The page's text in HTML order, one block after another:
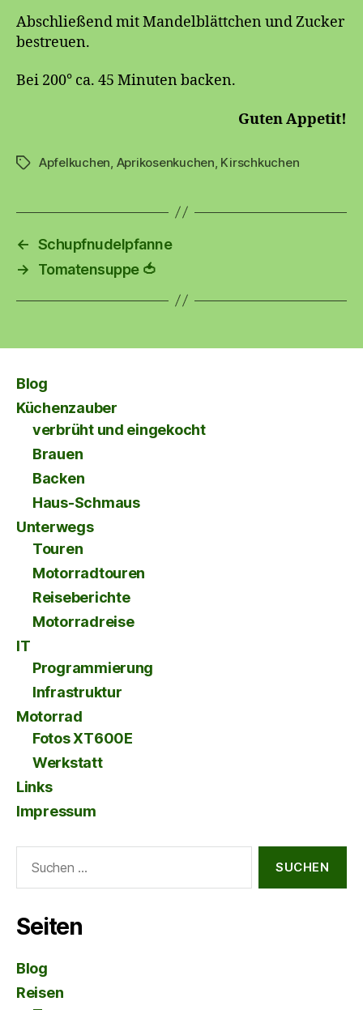
Abschließend mit Mandelblättchen und Zucker
bestreuen.
Bei 200° ca. 45 Minuten backen.
Guten Appetit!
Schlagwörter
Apfelkuchen, Aprikosenkuchen, Kirschkuchen
← Schupfnudelpfanne
→
Tomatensuppe 🍅
Blog
Küchenzauber
verbrüht und eingekocht
Brauen
Backen
Haus-Schmaus
Unterwegs
Touren
Motorradtouren
Reiseberichte
Motorradreise
IT
Programmierung
Infrastruktur
Motorrad
Fotos XT600E
Werkstatt
Links
Impressum
nach:
Seiten
Blog
Reisen